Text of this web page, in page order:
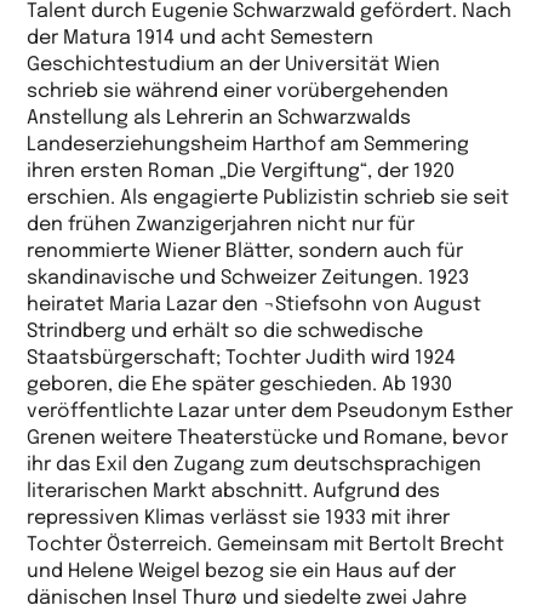
Talent durch Eugenie Schwarzwald gefördert. Nach
der Matura 1914 und acht Semestern
Geschichtestudium an der Universität Wien
schrieb sie während einer vorübergehenden
Anstellung als Lehrerin an Schwarzwalds
Landeserziehungsheim Harthof am Semmering
ihren ersten Roman „Die Vergiftung“, der 1920
erschien. Als engagierte Publizistin schrieb sie seit
den frühen Zwanzigerjahren nicht nur für
renommierte Wiener Blätter, sondern auch für
skandinavische und Schweizer Zeitungen. 1923
heiratet Maria Lazar den ¬Stiefsohn von August
Strindberg und erhält so die schwedische
Staatsbürgerschaft; Tochter Judith wird 1924
geboren, die Ehe später geschieden. Ab 1930
veröffentlichte Lazar unter dem Pseudonym Esther
Grenen weitere Theaterstücke und Romane, bevor
ihr das Exil den Zugang zum deutschsprachigen
literarischen Markt abschnitt. Aufgrund des
repressiven Klimas verlässt sie 1933 mit ihrer
Tochter Österreich. Gemeinsam mit Bertolt Brecht
und Helene Weigel bezog sie ein Haus auf der
dänischen Insel Thurø und siedelte zwei Jahre